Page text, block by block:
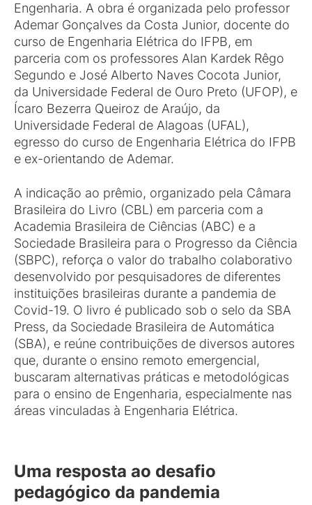
Engenharia. A obra é organizada pelo professor
Ademar Gonçalves da Costa Junior, docente do
curso de Engenharia Elétrica do IFPB, em
parceria com os professores Alan Kardek Rêgo
Segundo e José Alberto Naves Cocota Junior,
da Universidade Federal de Ouro Preto (UFOP), e
Ícaro Bezerra Queiroz de Araújo, da
Universidade Federal de Alagoas (UFAL),
egresso do curso de Engenharia Elétrica do IFPB
e ex-orientando de Ademar.
A indicação ao prêmio, organizado pela Câmara
Brasileira do Livro (CBL) em parceria com a
Academia Brasileira de Ciências (ABC) e a
Sociedade Brasileira para o Progresso da Ciência
(SBPC), reforça o valor do trabalho colaborativo
desenvolvido por pesquisadores de diferentes
instituições brasileiras durante a pandemia de
Covid-19. O livro é publicado sob o selo da SBA
Press, da Sociedade Brasileira de Automática
(SBA), e reúne contribuições de diversos autores
que, durante o ensino remoto emergencial,
buscaram alternativas práticas e metodológicas
para o ensino de Engenharia, especialmente nas
áreas vinculadas à Engenharia Elétrica.
Uma resposta ao desafio
pedagógico da pandemia